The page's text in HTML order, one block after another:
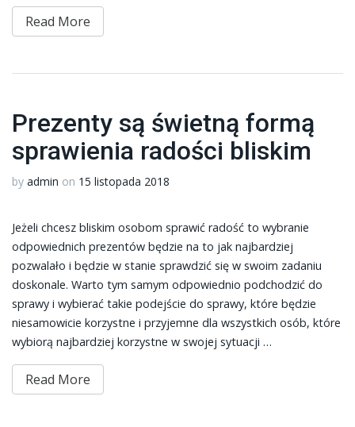
Read More
Prezenty są świetną formą
sprawienia radości bliskim
by admin on 15 listopada 2018
Jeżeli chcesz bliskim osobom sprawić radość to wybranie
odpowiednich prezentów będzie na to jak najbardziej
pozwalało i będzie w stanie sprawdzić się w swoim zadaniu
doskonale. Warto tym samym odpowiednio podchodzić do
sprawy i wybierać takie podejście do sprawy, które będzie
niesamowicie korzystne i przyjemne dla wszystkich osób, które
wybiorą najbardziej korzystne w swojej sytuacji …
Read More